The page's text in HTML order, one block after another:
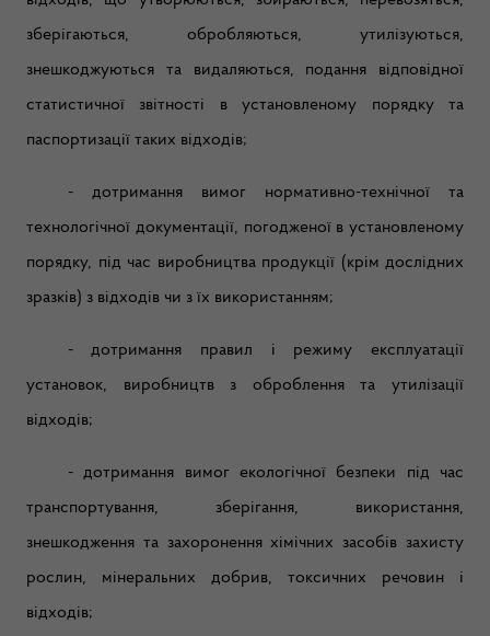
зберігаються, обробляються, утилізуються,
знешкоджуються та видаляються, подання відповідної
статистичної звітності в установленому порядку та
паспортизації таких відходів;
- дотримання вимог нормативно-технічної та
технологічної документації, погодженої в установленому
порядку, під час виробництва продукції (крім дослідних
зразків) з відходів чи з їх використанням;
- дотримання правил і режиму експлуатації
установок, виробництв з оброблення та утилізації
відходів;
- дотримання вимог екологічної безпеки під час
транспортування, зберігання, використання,
знешкодження та захоронення хімічних засобів захисту
рослин, мінеральних добрив, токсичних речовин і
відходів;